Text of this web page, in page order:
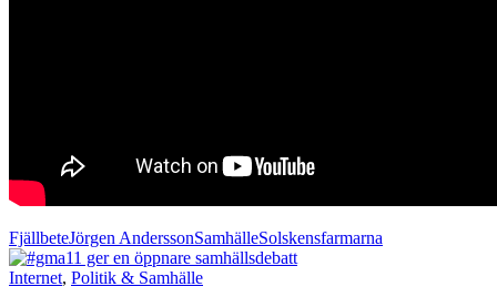
FjällbeteJörgen AnderssonSamhälleSolskensfarmarna
Internet, Politik & Samhälle